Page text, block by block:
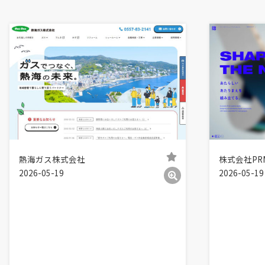
熱海ガス株式会社
2026-05-19
株式会社
2026-05-19